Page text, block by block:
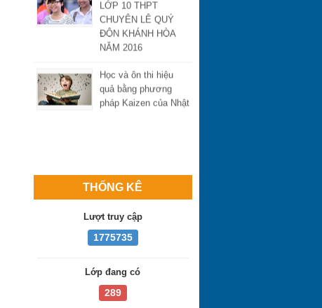
CHUYÊN LÊ QUÝ
ĐÔN KHÁNH HÒA
NĂM 2016
quả bằng phương
pháp Kaizen của Nhật
THỐNG KÊ
Lượt truy cập
1775735
Lớp đang có
289